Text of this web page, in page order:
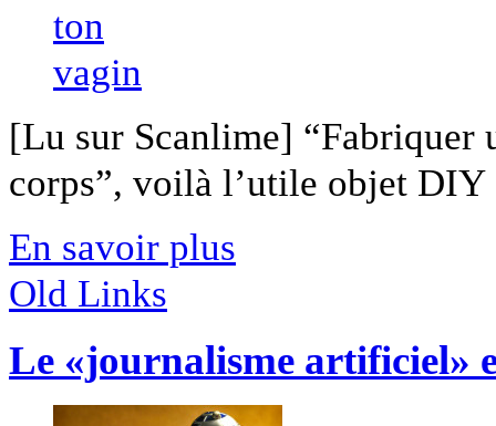
[Lu sur Scanlime] “Fabriquer
corps”, voilà l’utile objet
En savoir plus
Old Links
Le «journalisme artificiel»